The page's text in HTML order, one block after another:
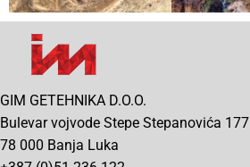
GIM GETEHNIKA D.O.O.
Bulevar vojvode Stepe Stepanovića 177
78 000 Banja Luka